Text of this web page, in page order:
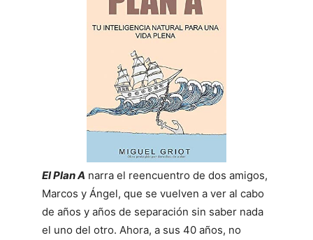
El Plan A narra el reencuentro de dos amigos,
Marcos y Ángel, que se vuelven a ver al cabo
de años y años de separación sin saber nada
el uno del otro. Ahora, a sus 40 años, no